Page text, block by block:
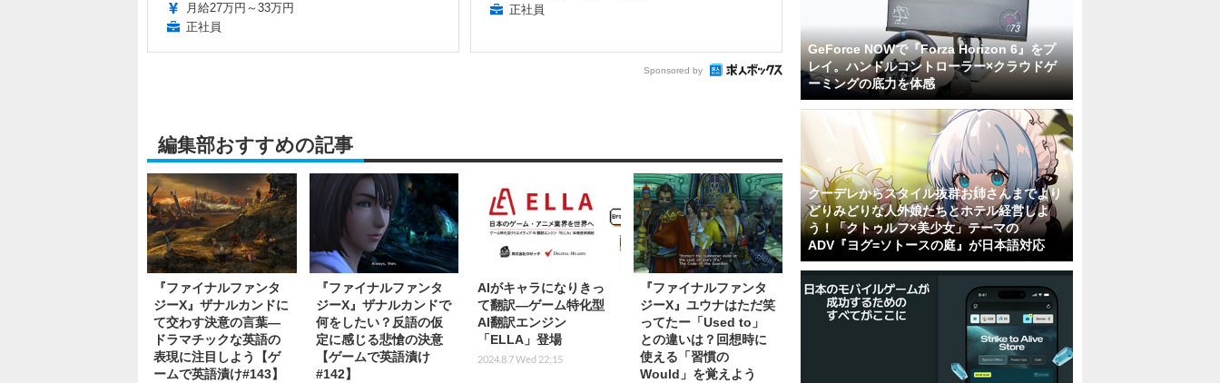
月給27万円～33万円
正社員
正社員
Sponsored by
編集部おすすめの記事
『ファイナルファンタ
ジーX』ザナルカンドに
て交わす決意の言葉―
ドラマチックな英語の
表現に注目しよう【ゲ
ームで英語漬け#143】
『ファイナルファンタ
ジーX』ザナルカンドで
何をしたい？反語の仮
定に感じる悲愴の決意
【ゲームで英語漬け
#142】
AIがキャラになりきっ
て翻訳―ゲーム特化型
AI翻訳エンジン
「ELLA」登場
2024.8.7 Wed 22:15
『ファイナルファンタ
ジーX』ユウナはただ笑
ってたー「Used to」
との違いは？回想時に
使える「習慣の
Would」を覚えよう
GeForce NOWで『Forza Horizon 6』をプ
レイ。ハンドルコントローラー×クラウドゲ
ーミングの底力を体感
クーデレからスタイル抜群お姉さんまでより
どりみどりな人外娘たちとホテル経営しよ
う！「クトゥルフ×美少女」テーマの
ADV『ヨグ=ソトースの庭』が日本語対応